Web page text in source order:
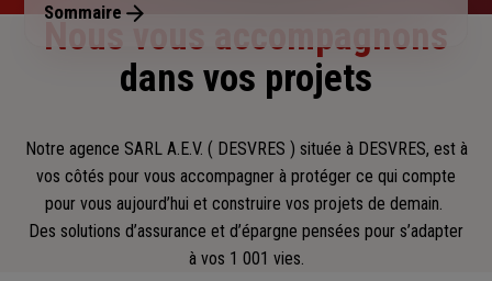
Sommaire
Nous vous accompagnons
dans vos projets
Notre agence SARL A.E.V. ( DESVRES ) située à DESVRES, est à
vos côtés pour vous accompagner à protéger ce qui compte
pour vous aujourd’hui et construire vos projets de demain.
Des solutions d’assurance et d’épargne pensées pour s’adapter
à vos 1 001 vies.